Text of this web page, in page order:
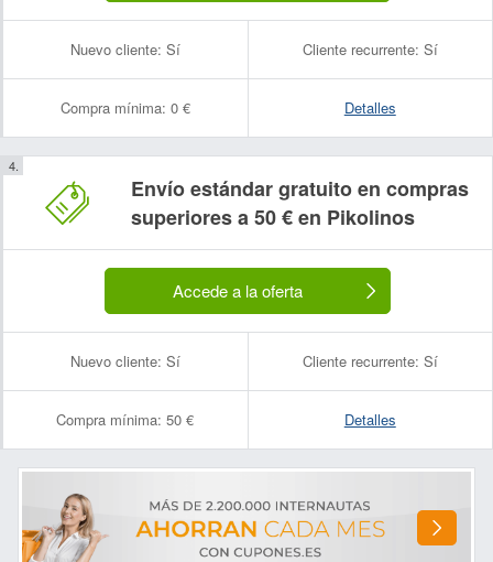
Nuevo cliente: Sí Cliente recurrente: Sí
Compra mínima: 0 € Detalles
Envío estándar gratuito en compras
superiores a 50 € en Pikolinos
Accede a la oferta
Nuevo cliente: Sí Cliente recurrente: Sí
Compra mínima: 50 € Detalles